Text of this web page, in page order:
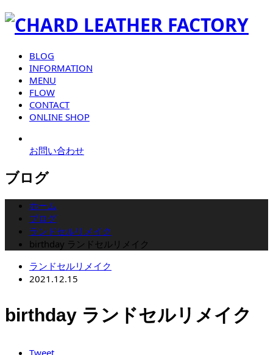
BLOG
INFORMATION
MENU
FLOW
CONTACT
ONLINE SHOP
お問い合わせ
ブログ
ホーム
ブログ
ランドセルリメイク
birthday ランドセルリメイク
ランドセルリメイク
2021.12.15
birthday ランドセルリメイク
Tweet